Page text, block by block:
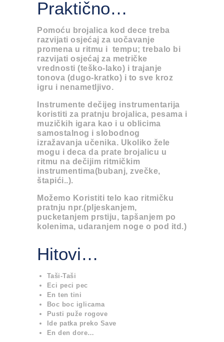
Praktično…
Pomoću brojalica kod dece treba
razvijati osjećaj za uočavanje
promena u ritmu i tempu; trebalo bi
razvijati osjećaj za metričke
vrednosti (teško-lako) i trajanje
tonova (dugo-kratko) i to sve kroz
igru i nenametljivo.
Instrumente dečijeg instrumentarija
koristiti za pratnju brojalica, pesama i
muzičkih igara kao i u oblicima
samostalnog i slobodnog
izražavanja učenika. Ukoliko žele
mogu i deca da prate brojalicu u
ritmu na dečijim ritmičkim
instrumentima(bubanj, zvečke,
štapići..).
Možemo Koristiti telo kao ritmičku
pratnju npr.(pljeskanjem,
pucketanjem prstiju, tapšanjem po
kolenima, udaranjem noge o pod itd.)
Hitovi…
Taši-Taši
Eci peci pec
En ten tini
Boc boc iglicama
Pusti puže rogove
Ide patka preko Save
En den dore…